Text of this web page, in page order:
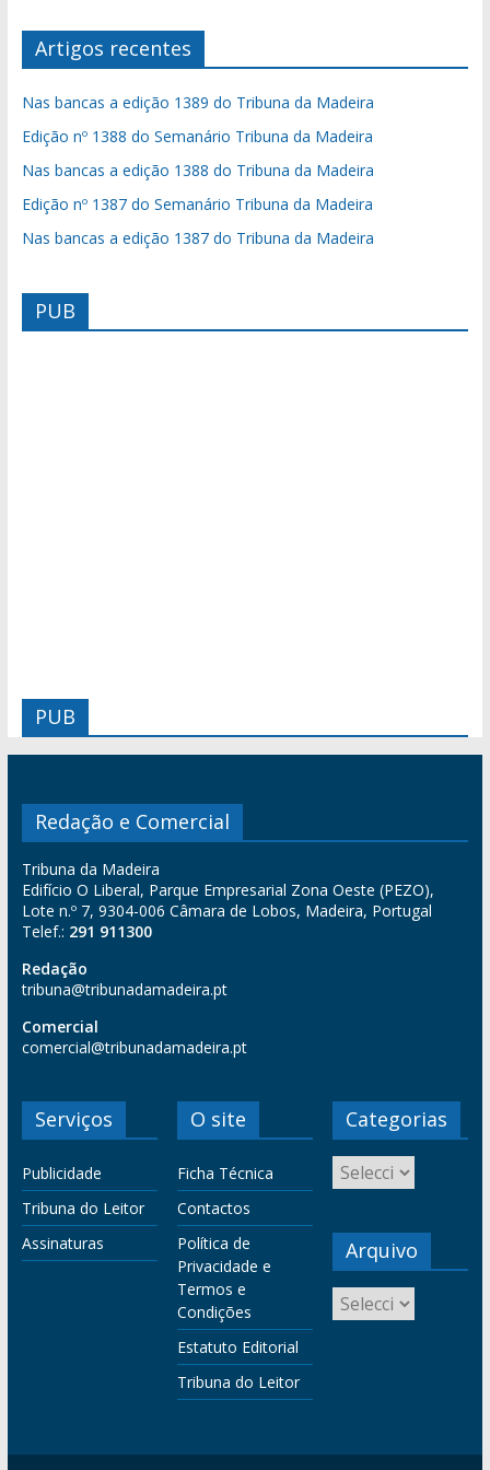
Artigos recentes
Nas bancas a edição 1389 do Tribuna da Madeira
Edição nº 1388 do Semanário Tribuna da Madeira
Nas bancas a edição 1388 do Tribuna da Madeira
Edição nº 1387 do Semanário Tribuna da Madeira
Nas bancas a edição 1387 do Tribuna da Madeira
PUB
PUB
Redação e Comercial
Tribuna da Madeira
Edifício O Liberal, Parque Empresarial Zona Oeste (PEZO),
Lote n.º 7, 9304-006 Câmara de Lobos, Madeira, Portugal
Telef.: 291 911300
Redação
tribuna@tribunadamadeira.pt
Comercial
comercial@tribunadamadeira.pt
Serviços
Publicidade
Tribuna do Leitor
Assinaturas
O site
Ficha Técnica
Contactos
Política de
Privacidade e
Termos e
Condições
Estatuto Editorial
Tribuna do Leitor
Categorias
Arquivo